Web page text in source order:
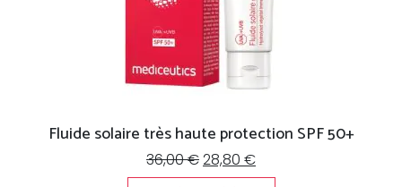
Fluide solaire très haute protection SPF 50+
36,00€Le
prix
28,80 €Le
prix